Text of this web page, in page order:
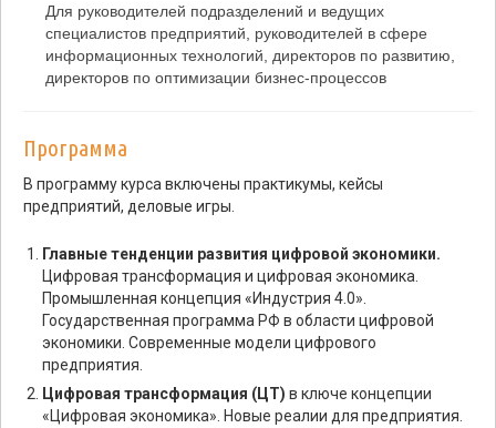
Для руководителей подразделений и ведущих
специалистов предприятий, руководителей в сфере
информационных технологий, директоров по развитию,
директоров по оптимизации бизнес-процессов
Программа
В программу курса включены практикумы, кейсы
предприятий, деловые игры.
Главные тенденции развития цифровой экономики.
Цифровая трансформация и цифровая экономика.
Промышленная концепция «Индустрия 4.0».
Государственная программа РФ в области цифровой
экономики. Современные модели цифрового
предприятия.
Цифровая трансформация (ЦТ) в ключе концепции
«Цифровая экономика». Новые реалии для предприятия.